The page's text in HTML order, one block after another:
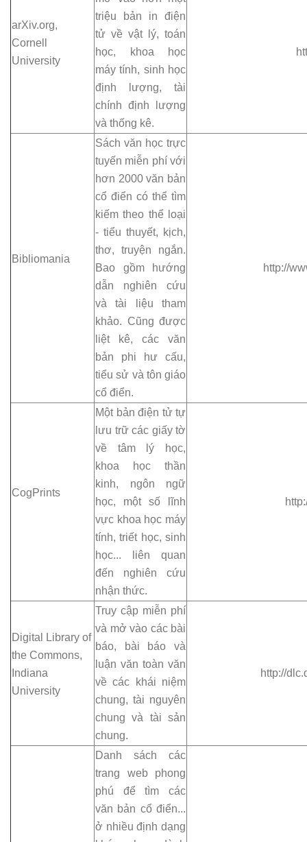
arXiv.org,
Cornell
University
triệu bản in điện
tử về vật lý, toán
học, khoa học
máy tính, sinh học
định lượng, tài
chính định lượng
và thống kê.
Bibliomania
Sách văn học trực
tuyến miễn phí với
hơn 2000 văn bản
cổ điển có thể tìm
kiếm theo thể loại
- tiểu thuyết, kịch,
thơ, truyện ngắn.
Bao gồm hướng
dẫn nghiên cứu
và tài liệu tham
khảo. Cũng được
liệt kê, các văn
bản phi hư cấu,
tiểu sử và tôn giáo
cổ điển.
http://
CogPrints
Một bản điện tử tự
lưu trữ các giấy tờ
về tâm lý học,
khoa học thần
kinh, ngôn ngữ
học, một số lĩnh
vực khoa học máy
tính, triết học, sinh
học... liên quan
đến nghiên cứu
nhận thức.
Digital Library of
the Commons,
Indiana
University
Truy cập miễn phí
và mở vào các bài
báo, bài báo và
luận văn toàn văn
về các khái niệm
chung, tài nguyên
chung và tài sản
chung.
http://
Danh sách các
trang web phong
phú để tìm các
văn bản cổ điển...
ở nhiều định dạng